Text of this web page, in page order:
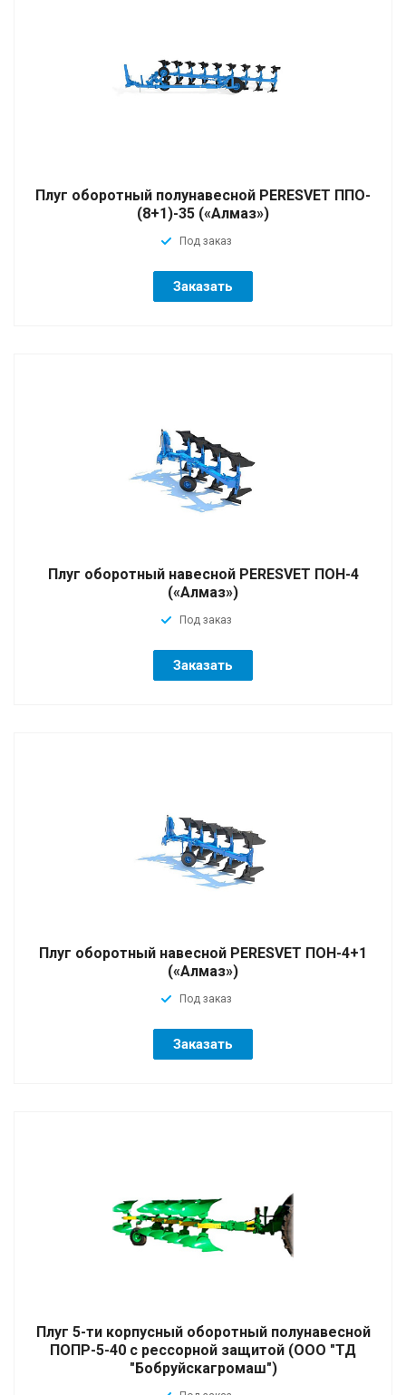
Плуг оборотный полунавесной PERESVET ППО-
(8+1)-35 («Алмаз»)
Под заказ
Заказать
Плуг оборотный навесной PERESVET ПОН-4
(«Алмаз»)
Под заказ
Заказать
Плуг оборотный навесной PERESVET ПОН-4+1
(«Алмаз»)
Под заказ
Заказать
Плуг 5-ти корпусный оборотный полунавесной
ПОПР-5-40 с рессорной защитой (ООО "ТД
"Бобруйскагромаш")